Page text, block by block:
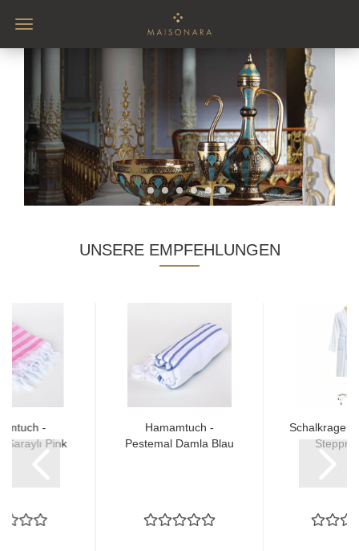
UNSERE EMPFEHLUNGEN
-
Saraylı Pink
Hamamtuch -
Pestemal Damla Blau